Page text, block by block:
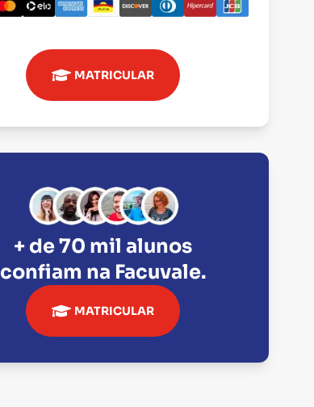
MATRICULAR
+ de 70 mil alunos
confiam na Facuvale.
MATRICULAR